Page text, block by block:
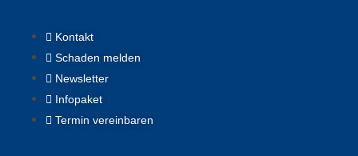
Kontakt
Schaden melden
Newsletter
Infopaket
Termin vereinbaren